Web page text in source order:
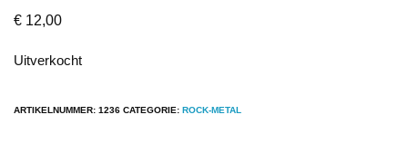
€ 12,00
Uitverkocht
ARTIKELNUMMER: 1236 CATEGORIE: ROCK-METAL